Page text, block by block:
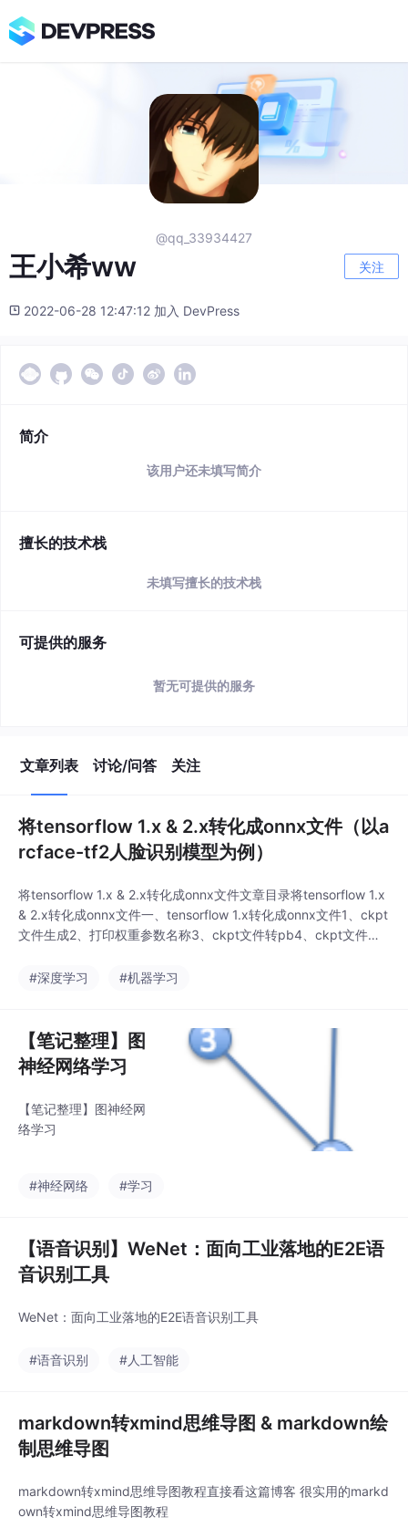
@qq_33934427
王小希ww 关注
2022-06-28 12:47:12 加入 DevPress
简介
该用户还未填写简介
擅长的技术栈
未填写擅长的技术栈
可提供的服务
暂无可提供的服务
文章列表 讨论/问答 关注
将tensorflow 1.x & 2.x转化成onnx文件（以a
rcface-tf2人脸识别模型为例）
将tensorflow 1.x & 2.x转化成onnx文件文章目录将tensorflow 1.x
& 2.x转化成onnx文件一、tensorflow 1.x转化成onnx文件1、ckpt
文件生成2、打印权重参数名称3、ckpt文件转pb4、ckpt文件转o
t转savemodel（pb）
#深度学习 #机器学习
【笔记整理】图
神经网络学习
【笔记整理】图神经网
络学习
#神经网络 #学习
【语音识别】WeNet：面向工业落地的E2E语
音识别工具
WeNet：面向工业落地的E2E语音识别工具
#语音识别 #人工智能
markdown转xmind思维导图 & markdown绘
制思维导图
markdown转xmind思维导图教程直接看这篇博客 很实用的markd
own转xmind思维导图教程